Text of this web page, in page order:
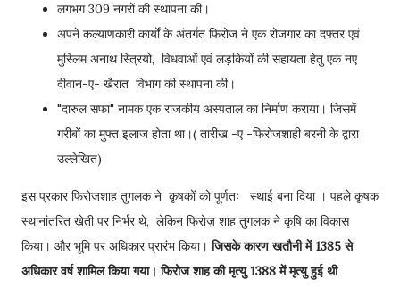
लगभग 309 नगरों की स्थापना की।
अपने कल्याणकारी कार्यों के अंतर्गत फिरोज ने एक रोजगार का दफ्तर एवं
मुस्लिम अनाथ स्त्रियो, विधवाओं एवं लड़कियों की सहायता हेतु एक नए
दीवान-ए- खैरात विभाग की स्थापना की।
"दारुल सफा" नामक एक राजकीय अस्पताल का निर्माण कराया। जिसमें
गरीबों का मुफ्त इलाज होता था।( तारीख -ए -फिरोजशाही बरनी के द्वारा
उल्लेखित)
इस प्रकार फिरोजशाह तुगलक ने कृषकों को पूर्णतः स्थाई बना दिया । पहले कृषक
स्थानांतरित खेती पर निर्भर थे, लेकिन फिरोज़ शाह तुगलक ने कृषि का विकास
किया। और भूमि पर अधिकार प्रारंभ किया।जिसके कारण खतौनी में 1385 से
अधिकार वर्ष शामिल किया गया। फिरोज शाह की मृत्यु 1388 में मृत्यु हुई थी